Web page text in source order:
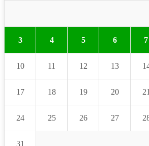
3 4 5 6 7
10 11 12 13
17 18 19 20 21
24 25 26 27
31